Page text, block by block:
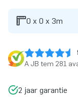
0 x 0 x 3m
A JB tem 281
2 jaar garantie